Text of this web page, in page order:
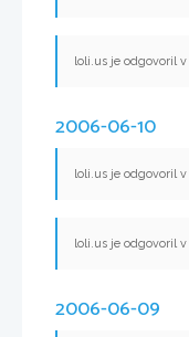
loli.us je odgovoril v
2006-06-10
loli.us je odgovoril v
loli.us je odgovoril v
2006-06-09